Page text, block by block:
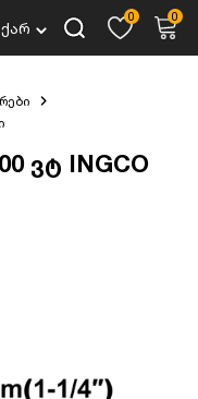
ქარ
0 0
ვტ INGCO